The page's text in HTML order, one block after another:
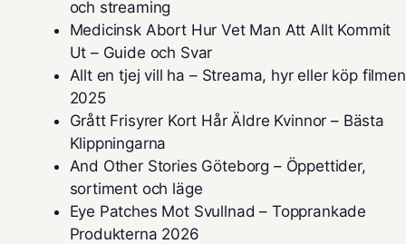
och streaming
Medicinsk Abort Hur Vet Man Att Allt Kommit
Ut – Guide och Svar
Allt en tjej vill ha – Streama, hyr eller köp filmen
2025
Grått Frisyrer Kort Hår Äldre Kvinnor – Bästa
Klippningarna
And Other Stories Göteborg – Öppettider,
sortiment och läge
Eye Patches Mot Svullnad – Topprankade
Produkterna 2026